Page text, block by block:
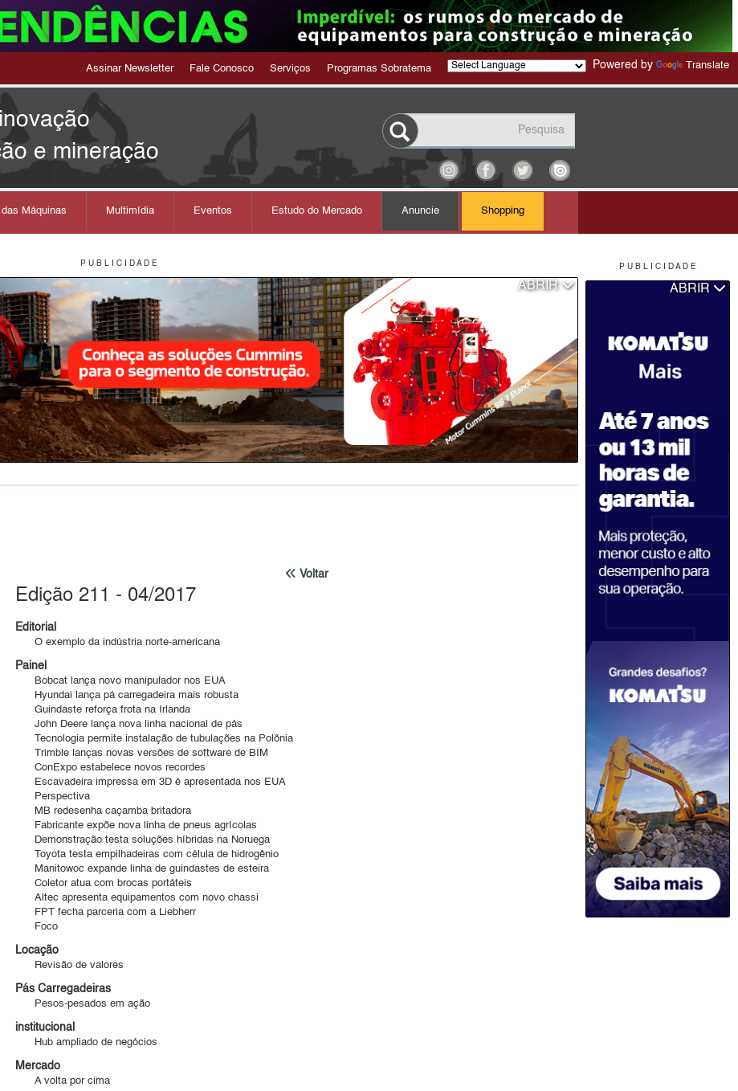
P U B L I C I D A D E
ABRIR
Assinar Newsletter Fale Conosco Serviços Programas Sobratema Powered by Translate
e mineração
das Máquinas Multimídia Eventos Estudo do Mercado Anuncie Shopping
P U B L I C I D A D E
ABRIR
Voltar
Edição 211 - 04/2017
Editorial
O exemplo da indústria norte-americana
Painel
Bobcat lança novo manipulador nos EUA
Hyundai lança pá carregadeira mais robusta
Guindaste reforça frota na Irlanda
John Deere lança nova linha nacional de pás
Tecnologia permite instalação de tubulações na Polônia
Trimble lanças novas versões de software de BIM
ConExpo estabelece novos recordes
Escavadeira impressa em 3D é apresentada nos EUA
Perspectiva
MB redesenha caçamba britadora
Fabricante expõe nova linha de pneus agrícolas
Demonstração testa soluções híbridas na Noruega
Toyota testa empilhadeiras com célula de hidrogênio
Manitowoc expande linha de guindastes de esteira
Coletor atua com brocas portáteis
Altec apresenta equipamentos com novo chassi
FPT fecha parceria com a Liebherr
Foco
Locação
Revisão de valores
Pás Carregadeiras
Pesos-pesados em ação
institucional
Hub ampliado de negócios
Mercado
A volta por cima